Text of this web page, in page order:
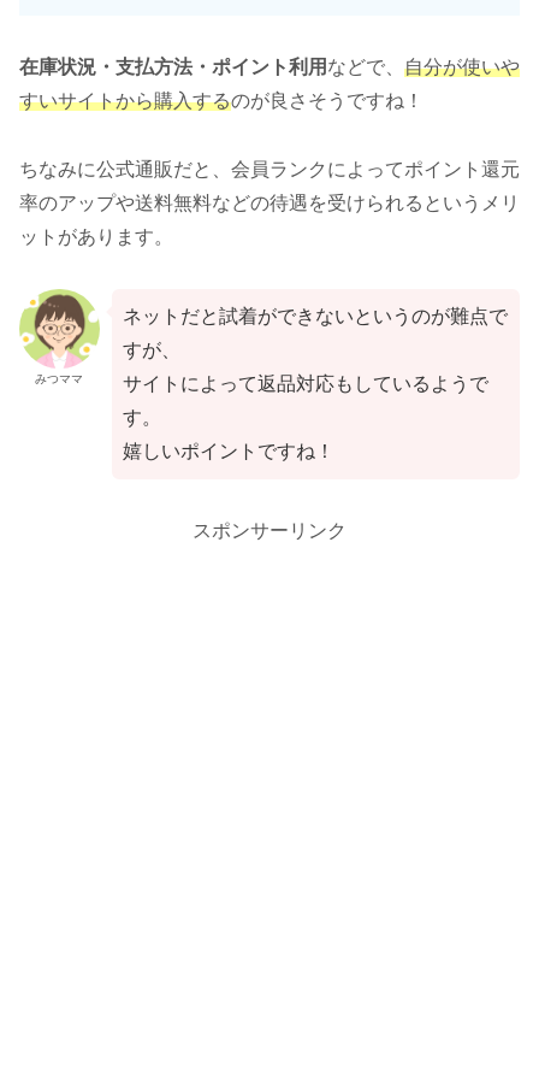
在庫状況・支払方法・ポイント利用 などで、 自分が使いや
すいサイトから購入するのが良さそうですね！
ちなみに公式通販だと、会員ランクによってポイント還元
率のアップや送料無料などの待遇を受けられるというメリ
ットがあります。
みつママ
ネットだと試着ができないというのが難点で
すが、
サイトによって返品対応もしているようで
す。
嬉しいポイントですね！
スポンサーリンク